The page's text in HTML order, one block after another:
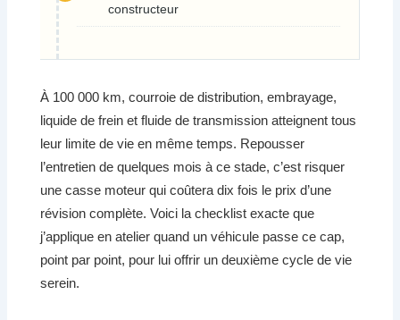
constructeur
À 100 000 km, courroie de distribution, embrayage,
liquide de frein et fluide de transmission atteignent tous
leur limite de vie en même temps. Repousser
l’entretien de quelques mois à ce stade, c’est risquer
une casse moteur qui coûtera dix fois le prix d’une
révision complète. Voici la checklist exacte que
j’applique en atelier quand un véhicule passe ce cap,
point par point, pour lui offrir un deuxième cycle de vie
serein.